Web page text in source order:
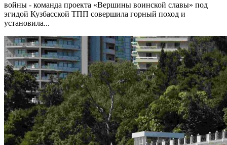
войны - команда проекта «Вершины воинской славы» под
эгидой Кузбасской ТПП совершила горный поход и
установила...